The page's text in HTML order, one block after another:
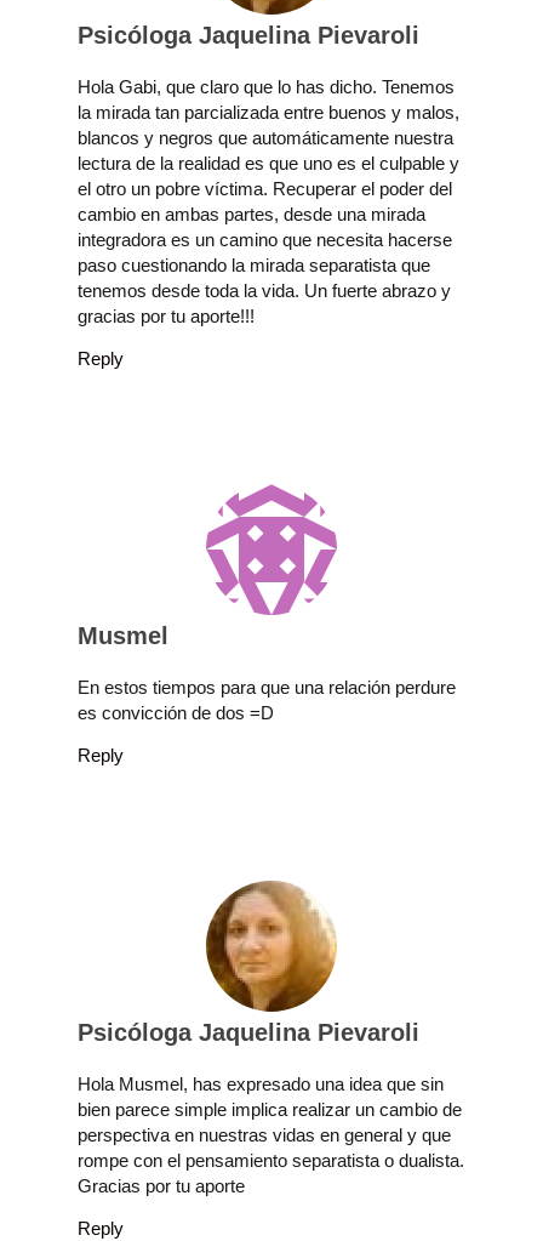
Psicóloga Jaquelina Pievaroli
Hola Gabi, que claro que lo has dicho. Tenemos
la mirada tan parcializada entre buenos y malos,
blancos y negros que automáticamente nuestra
lectura de la realidad es que uno es el culpable y
el otro un pobre víctima. Recuperar el poder del
cambio en ambas partes, desde una mirada
integradora es un camino que necesita hacerse
paso cuestionando la mirada separatista que
tenemos desde toda la vida. Un fuerte abrazo y
gracias por tu aporte!!!
Reply
Musmel
En estos tiempos para que una relación perdure
es convicción de dos =D
Reply
Psicóloga Jaquelina Pievaroli
Hola Musmel, has expresado una idea que sin
bien parece simple implica realizar un cambio de
perspectiva en nuestras vidas en general y que
rompe con el pensamiento separatista o dualista.
Gracias por tu aporte
Reply